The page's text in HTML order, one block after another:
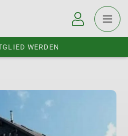
WERDEN